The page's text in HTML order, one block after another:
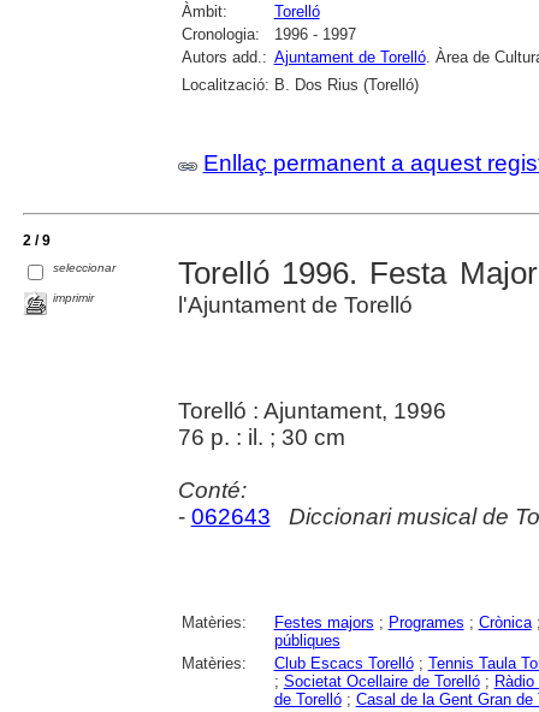
Àmbit:
Torelló
Cronologia:
1996 - 1997
Autors add.: Ajuntament de Torelló. Àrea de
Localització: B. Dos Rius (Torelló)
Enllaç permanent a aquest
2 / 9
seleccionar
imprimir
Torelló 1996. Festa Major
l'Ajuntament de Torelló
Torelló : Ajuntament, 1996
76 p. : il. ; 30 cm
Conté:
- 062643 Diccionari musical de
Matèries: Festes majors ; Programes ; Crònica
públiques
Matèries:
Club Escacs Torelló; Tennis Taula
; Societat Ocellaire de Torelló;
de Torelló; Casal de la Gent Gran de